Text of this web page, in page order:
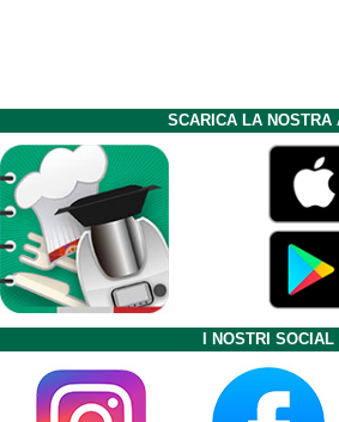
SCARICA LA NOSTRA
I NOSTRI SOCIAL